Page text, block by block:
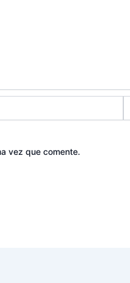
vez que comente.